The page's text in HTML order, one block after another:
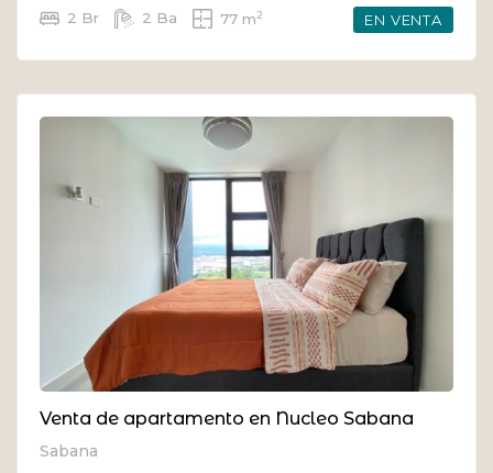
2 Br 2 Ba 77 m2 EN VENTA
Venta de apartamento en Nucleo Sabana
Sabana